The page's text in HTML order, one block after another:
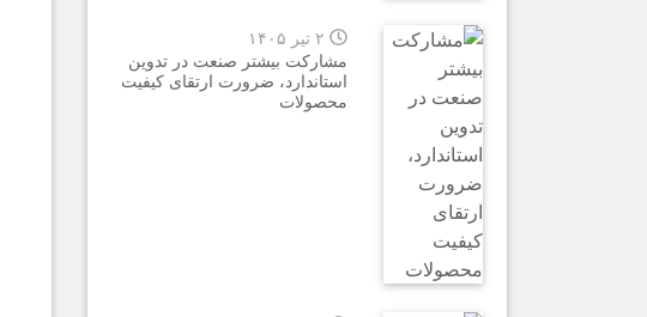
۲ تیر ۱۴۰۵
مشارکت بیشتر صنعت در تدوین
استاندارد، ضرورت ارتقای کیفیت
محصولات